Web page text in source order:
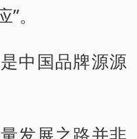
。
中国品牌源源
发展之路并非